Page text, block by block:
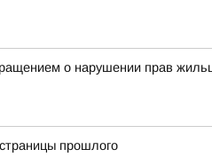
о нарушении прав
прошлого